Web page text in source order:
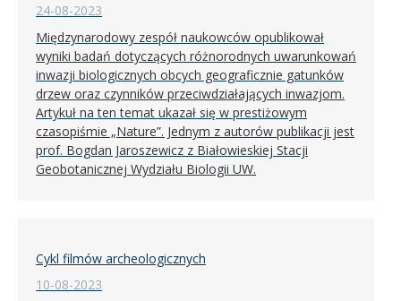
24-08-2023
Międzynarodowy zespół naukowców opublikował
wyniki badań dotyczących różnorodnych uwarunkowań
inwazji biologicznych obcych geograficznie gatunków
drzew oraz czynników przeciwdziałających inwazjom.
Artykuł na ten temat ukazał się w prestiżowym
czasopiśmie „Nature”. Jednym z autorów publikacji jest
prof. Bogdan Jaroszewicz z Białowieskiej Stacji
Geobotanicznej Wydziału Biologii UW.
Cykl filmów archeologicznych
10-08-2023